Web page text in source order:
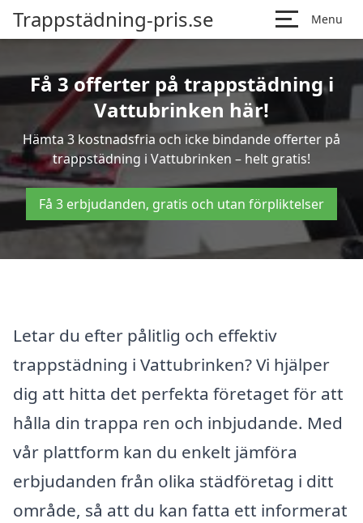
Trappstädning-pris.se Menu
Få 3 offerter på trappstädning i
Vattubrinken här!
Hämta 3 kostnadsfria och icke bindande offerter på
trappstädning i Vattubrinken – helt gratis!
Få 3 erbjudanden, gratis och utan förpliktelser
Letar du efter pålitlig och effektiv
trappstädning i Vattubrinken? Vi hjälper
dig att hitta det perfekta företaget för att
hålla din trappa ren och inbjudande. Med
vår plattform kan du enkelt jämföra
erbjudanden från olika städföretag i ditt
område, så att du kan fatta ett informerat